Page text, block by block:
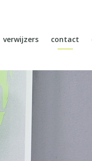
verwijzers contact